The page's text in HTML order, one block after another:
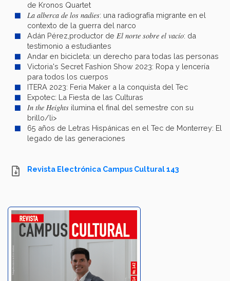
de Kronos Quartet
La alberca de los nadies: una radiografía migrante en el
contexto de la guerra del narco
Adán Pérez,productor de El norte sobre el vacío: da
testimonio a estudiantes
Andar en bicicleta: un derecho para todas las personas
Victoria's Secret Fashion Show 2023: Ropa y lencería
para todos los cuerpos
ITERA 2023: Feria Maker a la conquista del Tec
Expotec: La Fiesta de las Culturas
In the Heights ilumina el final del semestre con su
brillo/li>
65 años de Letras Hispánicas en el Tec de Monterrey: El
legado de las generaciones
Revista Electrónica Campus Cultural 143